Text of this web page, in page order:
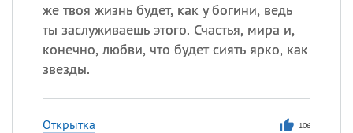
же твоя жизнь будет, как у богини, ведь
ты заслуживаешь этого. Счастья, мира и,
конечно, любви, что будет сиять ярко, как
звезды.
Открытка 106